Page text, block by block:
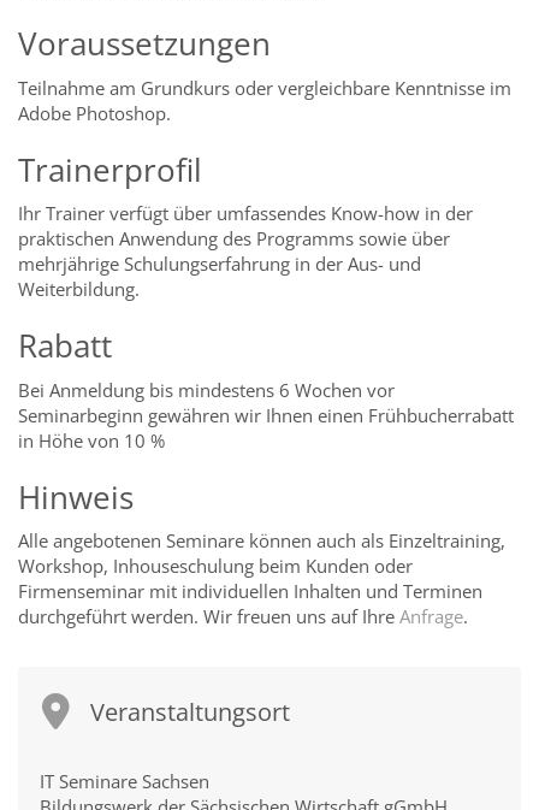
Voraussetzungen
Teilnahme am Grundkurs oder vergleichbare Kenntnisse im
Adobe Photoshop.
Trainerprofil
Ihr Trainer verfügt über umfassendes Know-how in der
praktischen Anwendung des Programms sowie über
mehrjährige Schulungserfahrung in der Aus- und
Weiterbildung.
Rabatt
Bei Anmeldung bis mindestens 6 Wochen vor
Seminarbeginn gewähren wir Ihnen einen Frühbucherrabatt
in Höhe von 10 %
Hinweis
Alle angebotenen Seminare können auch als Einzeltraining,
Workshop, Inhouseschulung beim Kunden oder
Firmenseminar mit individuellen Inhalten und Terminen
durchgeführt werden. Wir freuen uns auf Ihre Anfrage.
Veranstaltungsort
IT Seminare Sachsen